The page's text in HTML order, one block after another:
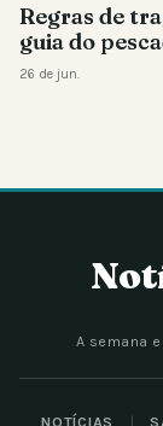
Regras de
guia do
26 de jun.
A semana
NOTÍCIAS